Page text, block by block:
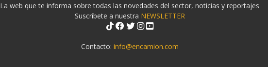
La web que te informa sobre todas las novedades del sector, noticias y reportajes
Suscríbete a nuestra NEWSLETTER
Contacto: info@encamion.com